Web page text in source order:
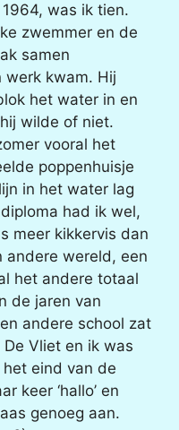
was ik tien.
zwemmer en de
samen
werk kwam. Hij
het water in en
hij wilde of niet.
vooral het
poppenhuisje
in het water lag
had ik wel,
meer kikkervis dan
andere wereld, een
het andere totaal
de jaren van
andere school zat
Vliet en ik was
eind van de
keer ‘hallo’ en
genoeg aan.